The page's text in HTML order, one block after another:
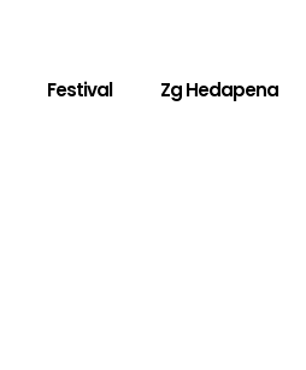
Festival Zg Hedapena